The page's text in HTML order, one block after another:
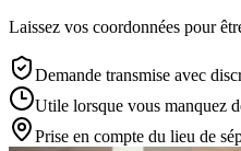
Laissez vos coordonnées pour
Demande transmise avec
Utile lorsque vous manquez
Prise en compte du lieu de